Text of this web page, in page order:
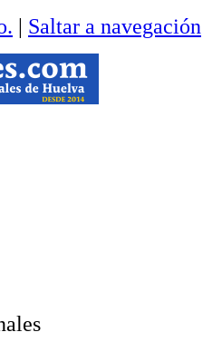
| Saltar a navegación